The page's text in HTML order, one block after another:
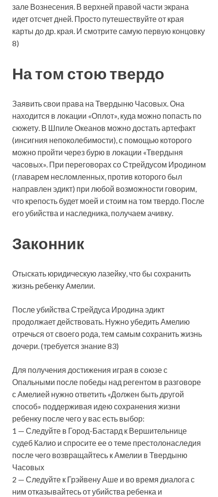
зале Вознесения. В верхней правой части экрана
идет отсчет дней. Просто путешествуйте от края
карты до др. края. И смотрите самую первую концовку
8)
На том стою твердо
Заявить свои права на Твердыню Часовых. Она
находится в локации «Оплот», куда можно попасть по
сюжету. В Шпиле Океанов можно достать артефакт
(инсигния непоколебимости), с помощью которого
можно пройти через бурю в локации «Твердыня
часовых». При переговорах со Стрейдусом Иродином
(главарем несломленных, против которого был
направлен эдикт) при любой возможности говорим,
что крепость будет моей и стоим на том твердо. После
его убийства и наследника, получаем ачивку.
Законник
Отыскать юридическую лазейку, что бы сохранить
жизнь ребенку Амелии.
После убийства Стрейдуса Иродина эдикт
продолжает действовать. Нужно убедить Амелию
отречься от своего рода, тем самым сохранить жизнь
дочери. (требуется знание 83)
Для получения достижения играя в союзе с
Опальными после победы над регентом в разговоре
с Амелией нужно ответить «Должен быть другой
способ» поддерживая идею сохранения жизни
ребенку после чего у вас есть выбор:
1 — Следуйте в Город-Бастард к Вершительнице
судеб Калио и спросите ее о теме престолонаследия
после чего возвращайтесь к Амелии в Твердыню
Часовых
2 — Следуйте к Грэйвену Аше и во время диалога с
ним отказывайтесь от убийства ребенка и